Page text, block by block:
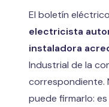
El boletín
electricista
instaladora
Industrial de la
correspondiente.
puede firmarlo: